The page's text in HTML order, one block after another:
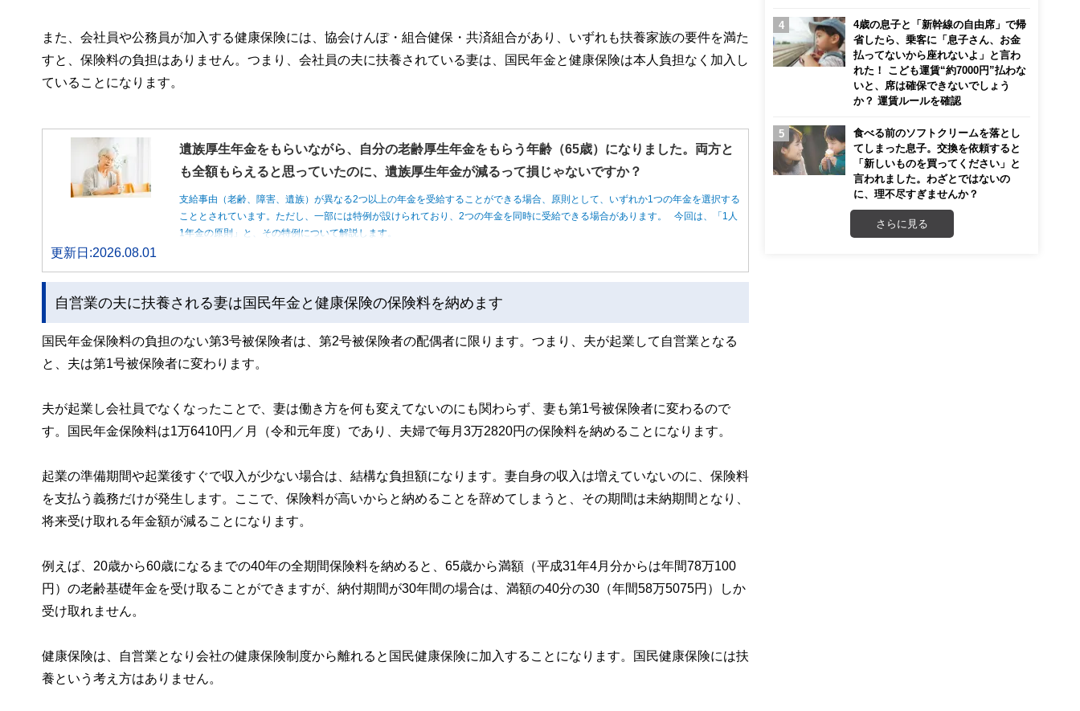
また、会社員や公務員が加入する健康保険には、協会けんぽ・組合健保・共済組合があり、いずれも扶養家族の要件を満た
すと、保険料の負担はありません。つまり、会社員の夫に扶養されている妻は、国民年金と健康保険は本人負担なく加入し
ていることになります。
遺族厚生年金をもらいながら、自分の老齢厚生年金をもらう年齢（65歳）になりました。両方と
も全額もらえると思っていたのに、遺族厚生年金が減るって損じゃないですか？
支給事由（老齢、障害、遺族）が異なる2つ以上の年金を受給することができる場合、原則として、いずれか1つの年金を選択する
こととされています。ただし、一部には特例が設けられており、2つの年金を同時に受給できる場合があります。 今回は、「1人
1年金の原則」と、その特例について解説します。
更新日:2026.08.01
自営業の夫に扶養される妻は国民年金と健康保険の保険料を納めます
国民年金保険料の負担のない第3号被保険者は、第2号被保険者の配偶者に限ります。つまり、夫が起業して自営業となる
と、夫は第1号被保険者に変わります。
夫が起業し会社員でなくなったことで、妻は働き方を何も変えてないのにも関わらず、妻も第1号被保険者に変わるので
す。国民年金保険料は1万6410円／月（令和元年度）であり、夫婦で毎月3万2820円の保険料を納めることになります。
起業の準備期間や起業後すぐで収入が少ない場合は、結構な負担額になります。妻自身の収入は増えていないのに、保険料
を支払う義務だけが発生します。ここで、保険料が高いからと納めることを辞めてしまうと、その期間は未納期間となり、
将来受け取れる年金額が減ることになります。
例えば、20歳から60歳になるまでの40年の全期間保険料を納めると、65歳から満額（平成31年4月分からは年間78万100
円）の老齢基礎年金を受け取ることができますが、納付期間が30年間の場合は、満額の40分の30（年間58万5075円）しか
受け取れません。
健康保険は、自営業となり会社の健康保険制度から離れると国民健康保険に加入することになります。国民健康保険には扶
養という考え方はありません。
4歳の息子と「新幹線の自由席」で帰
省したら、乗客に「息子さん、お金
払ってないから座れないよ」と言わ
れた！ こども運賃“約7000円”払わな
いと、席は確保できないでしょう
か？ 運賃ルールを確認
食べる前のソフトクリームを落とし
てしまった息子。交換を依頼すると
「新しいものを買ってください」と
言われました。わざとではないの
に、理不尽すぎませんか？
さらに見る